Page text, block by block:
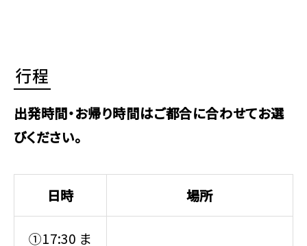
行程
出発時間・お帰り時間はご都合に合わせてお選
びください。
日時 場所
①17:30 ま